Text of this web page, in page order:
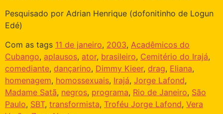
Pesquisado por Adrian Henrique (dofonitinho de Logun
Edé)
Com as tags 11 de janeiro, 2003, Acadêmicos do
Cubango, aplausos, ator, brasileiro, Cemitério do Irajá,
comediante, dançarino, Dimmy Kieer, drag, Eliana,
homenagem, homossexuais, Irajá, Jorge Lafond,
Madame Satã, negros, programa, Rio de Janeiro, São
Paulo, SBT, transformista, Troféu Jorge Lafond, Vera